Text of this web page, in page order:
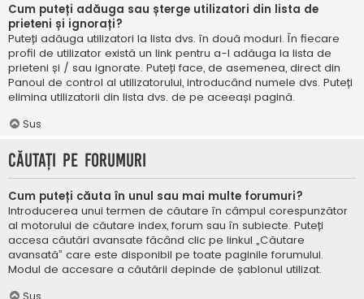
Cum puteți adăuga sau șterge utilizatori din lista de
prieteni și ignorați?
Puteți adăuga utilizatori la lista dvs. în două moduri. În fiecare
profil de utilizator există un link pentru a-l adăuga la lista de
prieteni și / sau ignorate. Puteți face, de asemenea, direct din
Panoul de control al utilizatorului, introducând numele dvs. Puteți
elimina utilizatorii din lista dvs. de pe aceeași pagină.
Sus
Căutați pe forumuri
Cum puteți căuta în unul sau mai multe forumuri?
Introducerea unui termen de căutare în câmpul corespunzător
al motorului de căutare index, forum sau în subiecte. Puteți
accesa căutări avansate făcând clic pe linkul „Căutare
avansată” care este disponibil pe toate paginile forumului.
Modul de accesare a căutării depinde de șablonul utilizat.